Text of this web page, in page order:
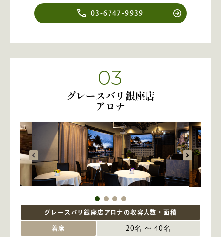
03-6747-9939
03
グレースバリ銀座店
アロナ
グレースバリ銀座店アロナの収容人数・面積
着席 20名 ～ 40名